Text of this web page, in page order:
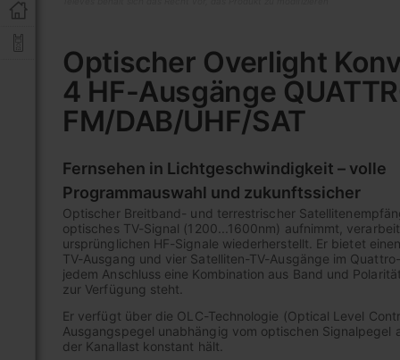
Optischer Overlight
4 HF-Ausgänge
FM/DAB/UHF/SAT
Fernsehen in Lichtgeschwindigkeit – volle
Programmauswahl und zukunftssicher
Optischer Breitband- und terrestrischer
optisches TV-Signal (1200...1600nm) aufnimmt,
ursprünglichen HF-Signale wiederherstellt. Er bietet
TV-Ausgang und vier Satelliten-TV-Ausgänge im
jedem Anschluss eine Kombination aus Band und
zur Verfügung steht.
Er verfügt über die OLC-Technologie (Optical Level
Ausgangspegel unabhängig vom optischen Signalpegel
der Kanallast konstant hält.
der
Bildgalerie
springen